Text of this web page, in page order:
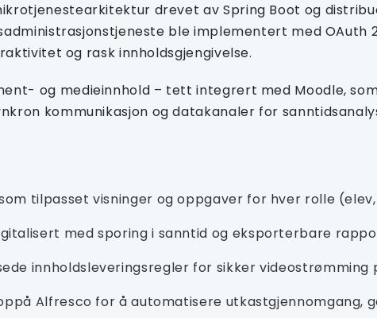
drevet av Spring Boot og
ble implementert med OAuth
og rask innholdsgjengivelse.
og medieinnhold – tett integrert med Moodle,
kommunikasjon og datakanaler for
tilpasset visninger og oppgaver for hver rolle
med sporing i sanntid og eksporterbare
innholdsleveringsregler for sikker videostrømming
Alfresco for å automatisere utkastgjennomgang,